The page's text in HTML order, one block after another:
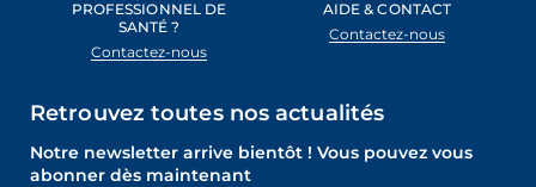
PROFESSIONNEL DE
SANTÉ ?
Contactez-nous
AIDE & CONTACT
Contactez-nous
Retrouvez toutes nos actualités
Notre newsletter arrive bientôt ! Vous pouvez vous
abonner dès maintenant